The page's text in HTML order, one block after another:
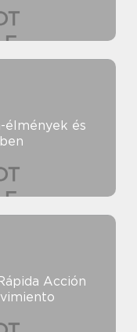
élmények és
Acción